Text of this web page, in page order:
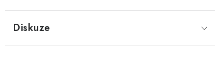
Diskuze